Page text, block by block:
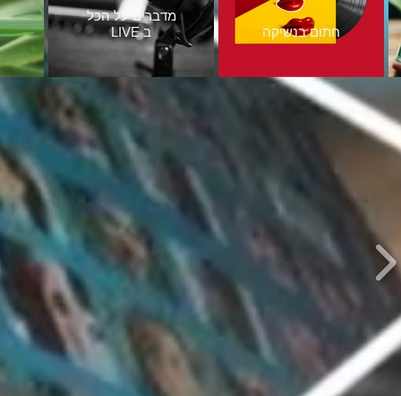
מדברים על הכל
LIVE ב
חתום בנשיקה